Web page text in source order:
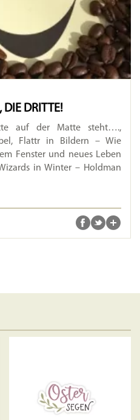
DIE DRITTE!
auf der Matte steht….,
Flattr in Bildern – Wie
Fenster und neues Leben
in Winter – Holdman